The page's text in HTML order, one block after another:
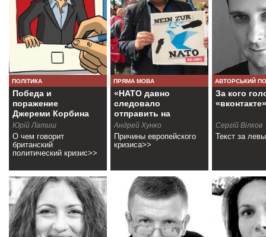
ПОЛІТИКА
Победа и
поражение
Джереми Корбина
Юрій Латиш
О чем говорит
британский
политический кризис>>
ПРЯМА МОВА
«НАТО давно
следовало
отправить на
свалку истории»
Андрей Хунко
Причины европейского
кризиса>>
АВТОРСЬКИЙ
За кого
Сергій Вілков
Текст за